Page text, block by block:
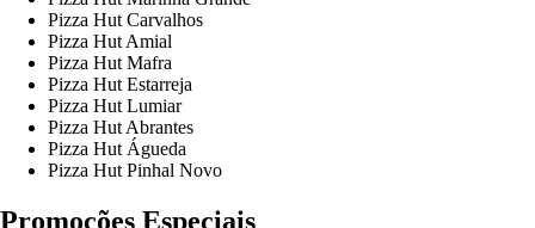
Pizza Hut Carvalhos
Pizza Hut Amial
Pizza Hut Mafra
Pizza Hut Estarreja
Pizza Hut Lumiar
Pizza Hut Abrantes
Pizza Hut Águeda
Pizza Hut Pinhal Novo
Promoções Especiais